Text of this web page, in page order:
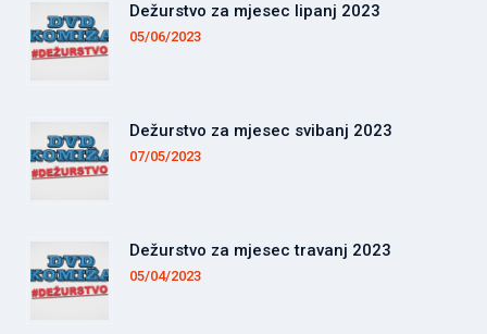
Dežurstvo za mjesec lipanj 2023
05/06/2023
Dežurstvo za mjesec svibanj 2023
07/05/2023
Dežurstvo za mjesec travanj 2023
05/04/2023